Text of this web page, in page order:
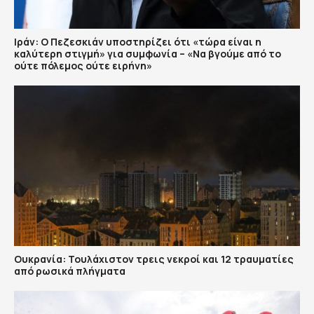
Ιράν: Ο Πεζεσκιάν υποστηρίζει ότι «τώρα είναι η
καλύτερη στιγμή» για συμφωνία – «Να βγούμε από το
ούτε πόλεμος ούτε ειρήνη»
Ουκρανία: Τουλάχιστον τρεις νεκροί και 12 τραυματίες
από ρωσικά πλήγματα